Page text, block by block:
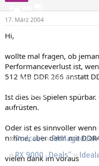
Forum
Aktuelles
Neue Beiträge
Neueste Aktivitäten
Leserartikel
Regeln
Podcast RAMageddon
RX 9000 „Deals“
e
t
17. März 2004
Hi,
wollte mal fragen, ob
Performanceverlust ist,
512 MB DDR 266 anstatt
Ist dies bei Spielen
aufrüsten.
Oder ist es sinnvoller
nehme, aber dann mit
vielen dank im voraus